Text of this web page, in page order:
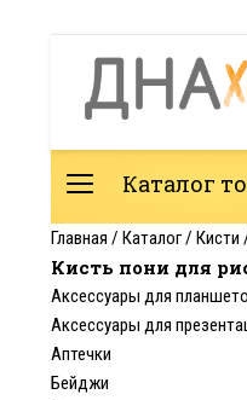
Каталог
Главная / Каталог/ Кисти
Кисть пони для
Аксессуары для
Аксессуары для
Аптечки
Бейджи